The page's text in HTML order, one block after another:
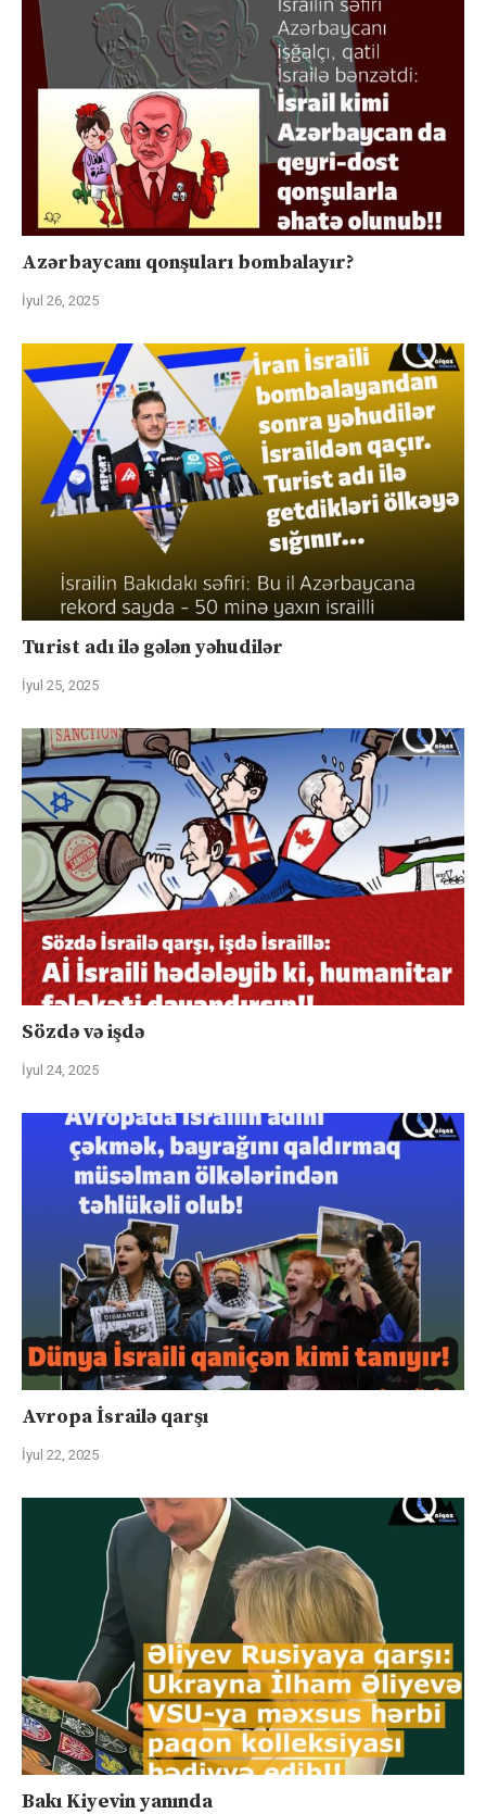
Azərbaycanı qonşuları bombalayır?
İyul 26, 2025
Turist adı ilə gələn yəhudilər
İyul 25, 2025
Sözdə və işdə
İyul 24, 2025
Avropa İsrailə qarşı
İyul 22, 2025
Bakı Kiyevin yanında